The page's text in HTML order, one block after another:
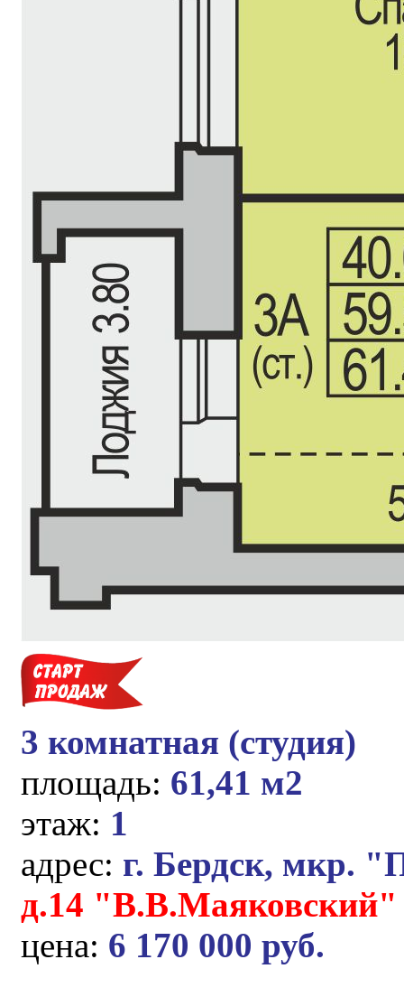
3 комнатная (студия)
площадь: 61,41 м2
этаж: 1
адрес: г. Бердск, мкр.
д.14 "В.В.Маяковский"
цена: 6 170 000 руб.